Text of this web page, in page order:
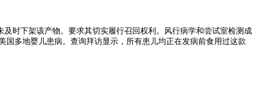
时下架该产物。要求其切实履行召回权利。风行病学和尝试室检测成
国多地婴儿患病。查询拜访显示，所有患儿均正在发病前食用过这款